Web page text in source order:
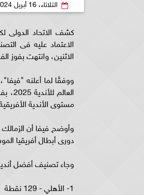
الثلاثاء، 16 أبريل 2024
الاثنين، وانتهت بفوز الفارس الأبيض 2-1 في الجولة
مستوى الأندية
دورى أبطال أفريقيا
وجاء تصنيف أفضل
1- الأهلي - 129 نقطة